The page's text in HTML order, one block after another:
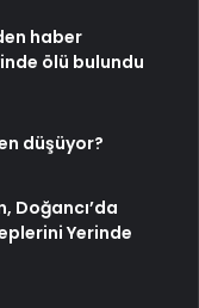
haber
ölü bulundu
düşüyor?
Doğancı’da
Yerinde